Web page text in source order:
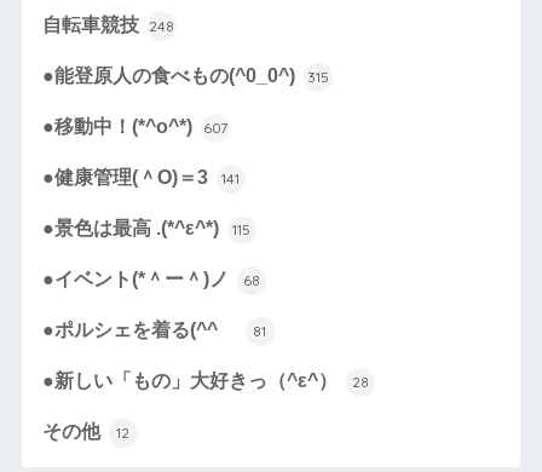
自転車競技 248
●能登原人の食べもの(^0_0^) 315
●移動中！(*^o^*) 607
●健康管理(＾O)＝3 141
●景色は最高 .(*^ε^*) 115
●イベント(*＾ー＾)ノ 68
●ポルシェを着る(^^ゞ 81
●新しい「もの」大好きっ（^ε^） 28
その他 12